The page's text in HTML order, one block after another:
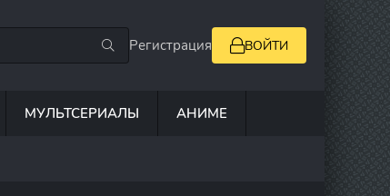
Регистрация ВОЙТИ
МУЛЬТСЕРИАЛЫ АНИМЕ